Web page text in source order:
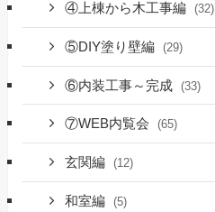
④上棟から木工事編 (32)
⑤DIY塗り壁編 (29)
⑥内装工事～完成 (33)
⑦WEB内覧会 (65)
玄関編 (12)
和室編 (5)